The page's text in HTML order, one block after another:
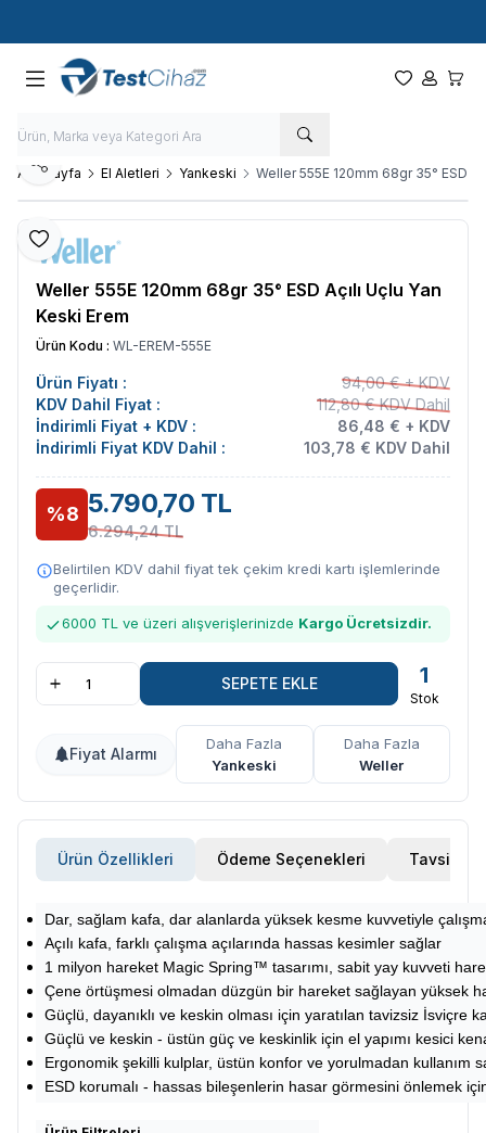
Ana Sayfa El Aletleri Yankeski Weller 555E 120mm 68gr 35° ESD
Favoriye Ekle
Paylaş
Weller 555E 120mm 68gr 35° ESD Açılı Uçlu Yan
Keski Erem
Ürün Kodu : WL-EREM-555E
Ürün Fiyatı :
94,00 € + KDV
KDV Dahil Fiyat :
112,80 € KDV Dahil
İndirimli Fiyat + KDV :
86,48 € + KDV
İndirimli Fiyat KDV Dahil :
103,78 € KDV Dahil
%8 5.790,70 TL
6.294,24 TL
Belirtilen KDV dahil fiyat tek çekim kredi kartı işlemlerinde
geçerlidir.
6000 TL ve üzeri alışverişlerinizde Kargo Ücretsizdir.
SEPETE EKLE 1
Stok
Fiyat Alarmı
Daha Fazla
Yankeski
Daha Fazla
Weller
Ürün Özellikleri Ödeme Seçenekleri Tavsiye Et
Dar, sağlam kafa, dar alanlarda yüksek kesme kuvvetiyle
Açılı kafa, farklı çalışma açılarında hassas kesimler sağlar
1 milyon hareket Magic Spring™ tasarımı, sabit yay kuvveti
Çene örtüşmesi olmadan düzgün bir hareket sağlayan yüksek
Güçlü, dayanıklı ve keskin olması için yaratılan tavizsiz İsviçre
Güçlü ve keskin - üstün güç ve keskinlik için el yapımı kesici
Ergonomik şekilli kulplar, üstün konfor ve yorulmadan kullanım
ESD korumalı - hassas bileşenlerin hasar görmesini önlemek